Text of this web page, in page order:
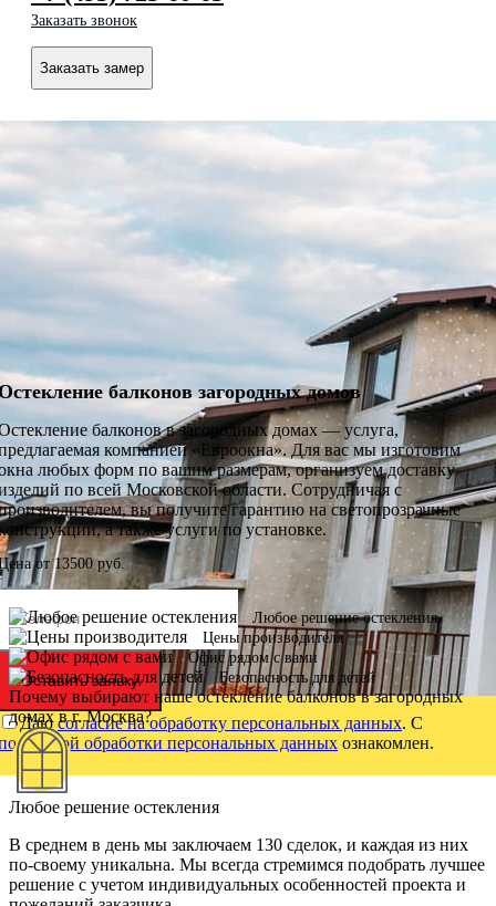
Заказать звонок
Заказать замер
балконов загородных домов
балконов в загородных домах — услуга,
компанией «Евроокна». Для вас мы изготовим
любых форм по вашим размерам, организуем доставку
по всей Московской области. Сотрудничая с
вы получите гарантию на светопрозрачные
а также услуги по установке.
от13500руб.
Оставить заявку
Даюсогласие на обработку персональных данных. С
обработки персональных данных ознакомлен.
Любое решение остекления
Цены производителя
Офис рядом с вами
Безопасность для детей
Почему выбирают наше остекление балконов в загородных
домах в г. Москва?
Любое решение остекления
В среднем в день мы заключаем 130 сделок, и каждая из них
по-своему уникальна. Мы всегда стремимся подобрать лучшее
решение с учетом индивидуальных особенностей проекта и